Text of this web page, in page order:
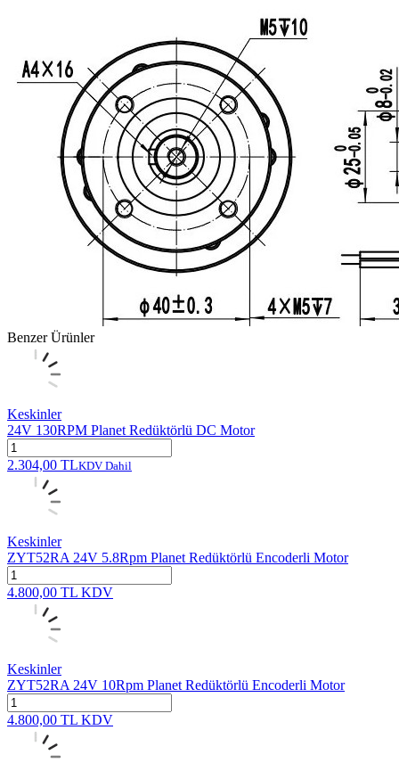
Benzer Ürünler
Keskinler
24V 130RPM Planet Redüktörlü DC Motor
2.304,00 TLKDV Dahil
Keskinler
ZYT52RA 24V 5.8Rpm Planet Redüktörlü Encoderli Motor
4.800,00 TL KDV
Keskinler
ZYT52RA 24V 10Rpm Planet Redüktörlü Encoderli Motor
4.800,00 TL KDV